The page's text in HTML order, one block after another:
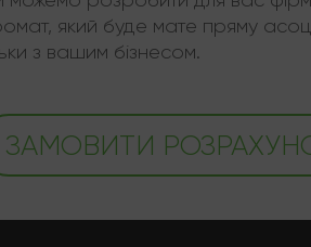
який буде мате пряму
з вашим бізнесом.
ЗАМОВИТИ